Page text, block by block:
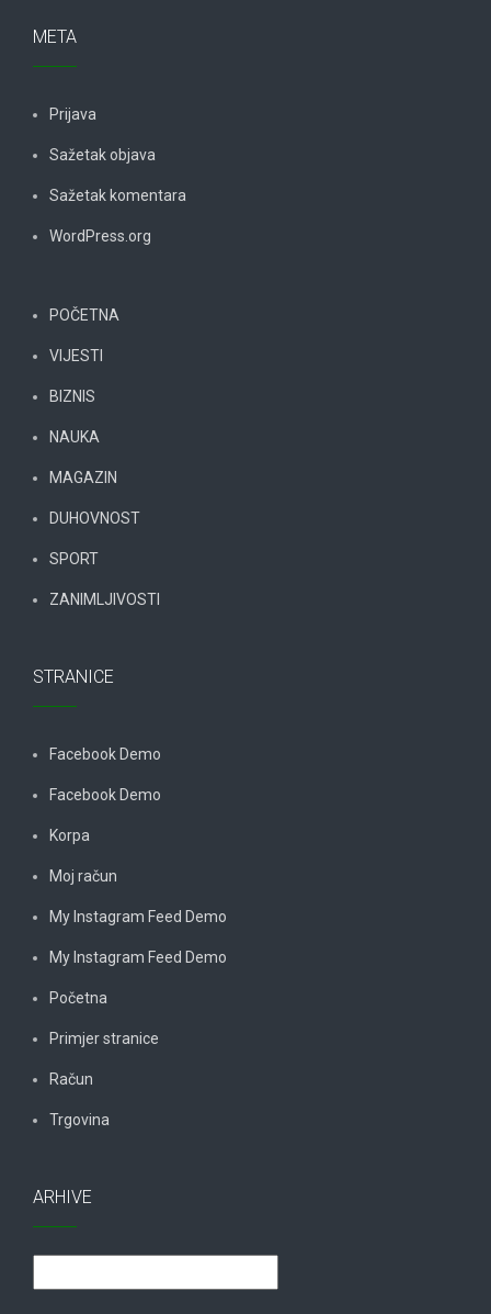
META
Prijava
Sažetak objava
Sažetak komentara
WordPress.org
POČETNA
VIJESTI
BIZNIS
NAUKA
MAGAZIN
DUHOVNOST
SPORT
ZANIMLJIVOSTI
STRANICE
Facebook Demo
Facebook Demo
Korpa
Moj račun
My Instagram Feed Demo
My Instagram Feed Demo
Početna
Primjer stranice
Račun
Trgovina
ARHIVE